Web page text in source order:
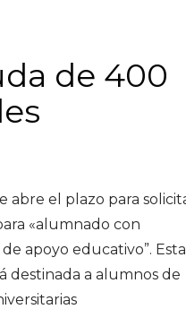
de 400
abre el plazo para
«alumnado con
apoyo educativo”. Esta
destinada a alumnos de